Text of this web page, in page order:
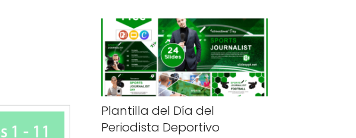
Plantilla del Día del
Periodista Deportivo